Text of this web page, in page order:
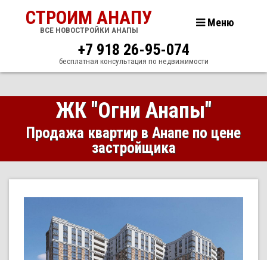
СТРОИМ АНАПУ
ВСЕ НОВОСТРОЙКИ АНАПЫ
Меню
+7 918 26-95-074
бесплатная консультация по недвижимости
ЖК "Огни Анапы"
Продажа квартир в Анапе по цене
застройщика